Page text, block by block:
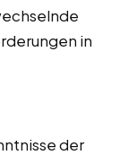
in
der